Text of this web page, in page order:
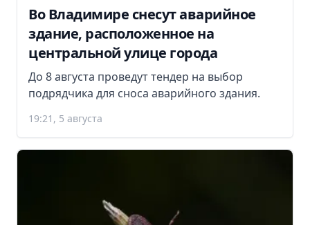
Во Владимире снесут аварийное
здание, расположенное на
центральной улице города
До 8 августа проведут тендер на выбор
подрядчика для сноса аварийного здания.
19:21, 5 августа